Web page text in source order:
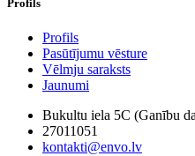
Profils
Profils
Pasūtījumu vēsture
Vēlmju saraksts
Jaunumi
Bukultu iela 5C (Ganību
27011051
kontakti@envo.lv